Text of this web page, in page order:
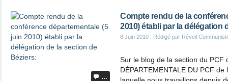
…
Compte rendu de la
2010) établi par la délégation
8 Juin 2010 , Rédigé par Réveil
Sur le blog de la section du PCF
DÉPARTEMENTALE DU PCF de